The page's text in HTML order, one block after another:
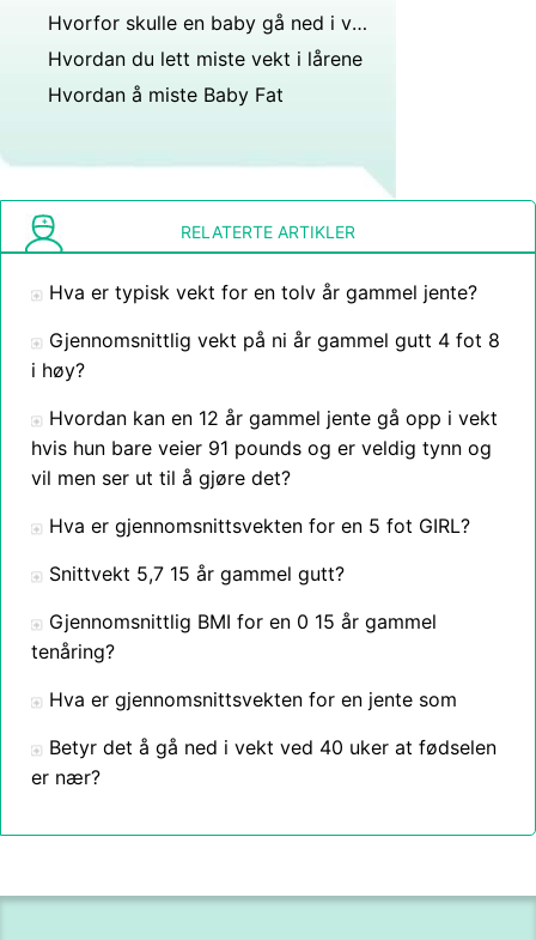
Hvorfor skulle en baby gå ned i vekt veide 6lbs 5oz ved fødselen nå 18 dager senere veier 2 oz?
Hvordan du lett miste vekt i lårene
Hvordan å miste Baby Fat
RELATERTE ARTIKLER
Hva er typisk vekt for en tolv år gammel jente?
Gjennomsnittlig vekt på ni år gammel gutt 4 fot 8
i høy?
Hvordan kan en 12 år gammel jente gå opp i vekt
hvis hun bare veier 91 pounds og er veldig tynn og
vil men ser ut til å gjøre det?
Hva er gjennomsnittsvekten for en 5 fot GIRL?
Snittvekt 5,7 15 år gammel gutt?
Gjennomsnittlig BMI for en 0 15 år gammel
tenåring?
Hva er gjennomsnittsvekten for en jente som
Betyr det å gå ned i vekt ved 40 uker at fødselen
er nær?